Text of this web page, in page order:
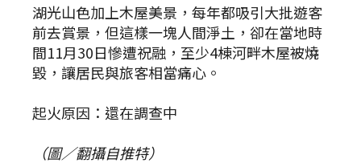
湖光山色加上木屋美景，每年都吸引大批遊客
前去賞景，但這樣一塊人間淨土，卻在當地時
間11月30日慘遭祝融，至少4棟河畔木屋被燒
毀，讓居民與旅客相當痛心。
起火原因：還在調查中
（圖／翻攝自推特）